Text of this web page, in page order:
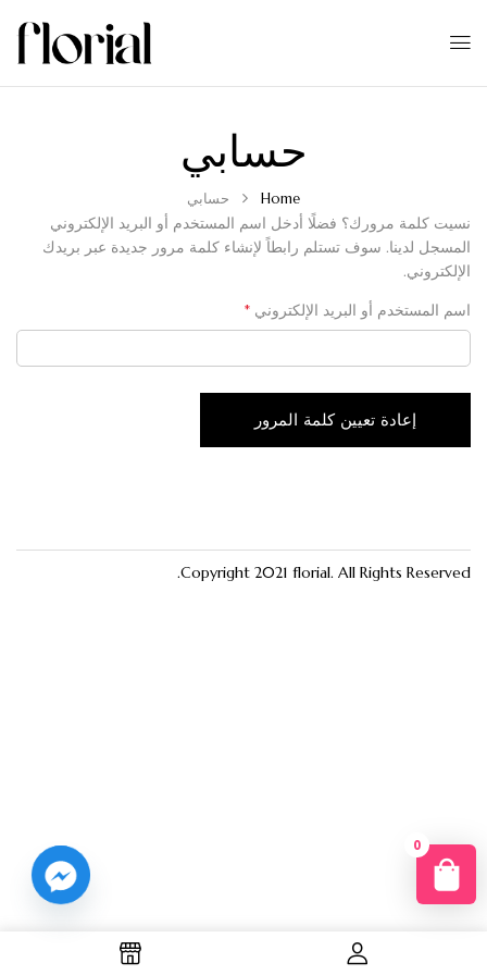
حسابي
Home حسابي
نسيت كلمة مرورك؟ فضلًا أدخل اسم المستخدم أو البريد الإلكتروني
المسجل لدينا. سوف تستلم رابطاً لإنشاء كلمة مرور جديدة عبر بريدك
الإلكتروني.
اسم المستخدم أو البريد الإلكتروني *
إعادة تعيين كلمة المرور
Copyright 2021 florial. All Rights Reserved.
0